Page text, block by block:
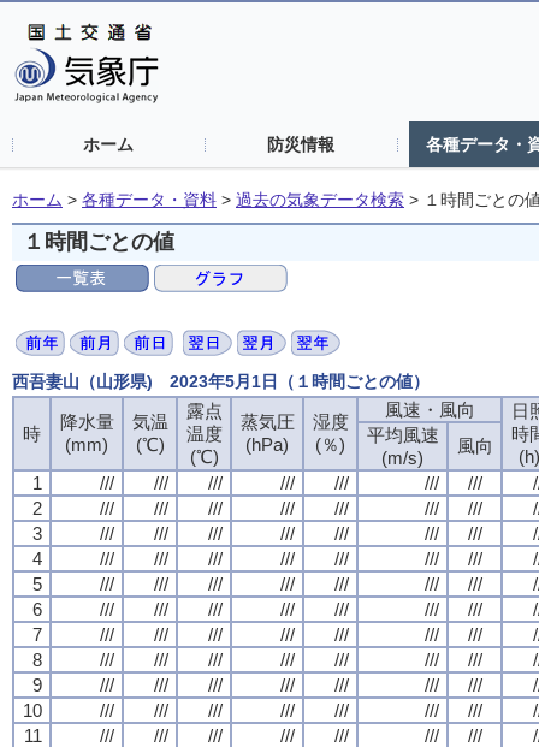
ホーム 防災情報 各種データ・
ホーム > 各種データ・資料 > 過去の気象データ検索 > １時間ごとの
１時間ごとの値
西吾妻山（山形県) 2023年5月1日（１時間ごとの値）
時
降水量
(mm)
気温
(℃)
露点
温度
(℃)
蒸気圧
(hPa)
湿度
(％)
風速・風向
日
時
(h)
平均風速
(m/s)
風向
1
/// /// /// /// /// /// ///
2
/// /// /// /// /// /// ///
3
/// /// /// /// /// /// ///
4
/// /// /// /// /// /// ///
5
/// /// /// /// /// /// ///
6
/// /// /// /// /// /// ///
7
/// /// /// /// /// /// ///
8
/// /// /// /// /// /// ///
9
/// /// /// /// /// /// ///
10
/// /// /// /// /// /// ///
11
/// /// /// /// /// /// ///